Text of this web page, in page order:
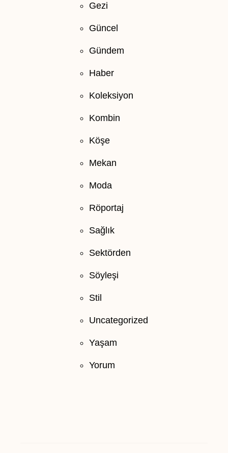
Gezi
Güncel
Gündem
Haber
Koleksiyon
Kombin
Köşe
Mekan
Moda
Röportaj
Sağlık
Sektörden
Söyleşi
Stil
Uncategorized
Yaşam
Yorum